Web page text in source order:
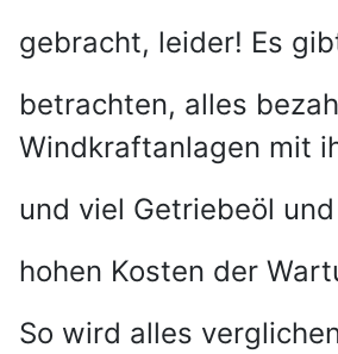
gebracht, leider! Es
betrachten, alles
Windkraftanlagen mit
und viel Getriebeöl
hohen Kosten der
So wird alles